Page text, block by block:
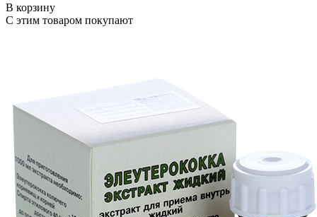
В корзину
С этим товаром покупают